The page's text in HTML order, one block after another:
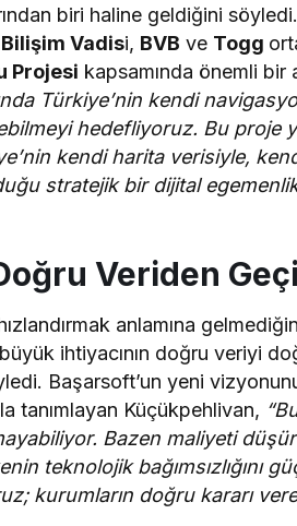
biri haline geldiğini
Bilişim Vadisi, BVB ve Togg
Projesi kapsamında önemli
Türkiye’nin kendi
hedefliyoruz. Bu proje
kendi harita verisiyle,
stratejik bir dijital
Veriden
anlamına
ihtiyacının doğru veriyi
Başarsoft’un yeni
tanımlayan Küçükpehlivan,
Bazen maliyeti
teknolojik bağımsızlığını
kurumların doğru kararı